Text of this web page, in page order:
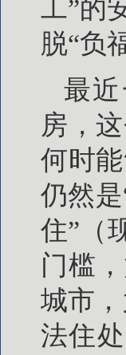
工”的
脱“负
最
房，
何时
仍然
住”（
门槛
城市
法住